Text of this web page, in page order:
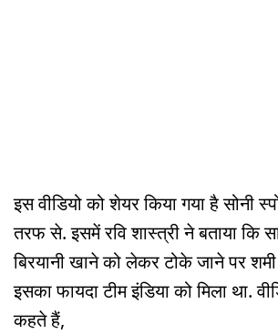
इस वीडियो को शेयर किया गया है सोनी
तरफ से. इसमें रवि शास्त्री ने बताया कि
बिरयानी खाने को लेकर टोके जाने पर
इसका फायदा टीम इंडिया को मिला था.
कहते हैं,